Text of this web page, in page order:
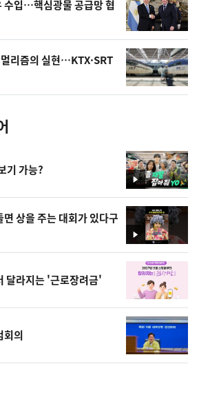
수입…핵심광물 공급망 협
리즘의 실현…KTX·SRT
영
상
기 가능?
영
상
상을 주는 대회가 있다구
달라지는 '근로장려금'
회의